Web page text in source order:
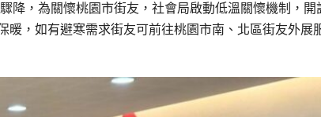
降，為關懷桃園市街友，社會局啟動低溫關懷機制，開
暖，如有避寒需求街友可前往桃園市南、北區街友外展